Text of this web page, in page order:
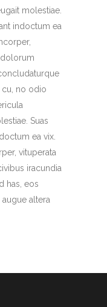
molestiae.
indoctum ea
cu, no odio
Suas
ea vix.
vituperata
iracundia
has, eos
altera